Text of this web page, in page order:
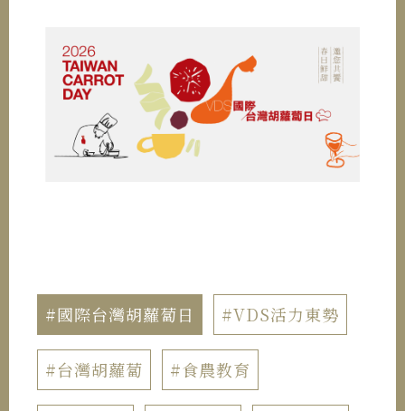
#國際台灣胡蘿蔔日 #VDS活力東勢
#台灣胡蘿蔔 #食農教育